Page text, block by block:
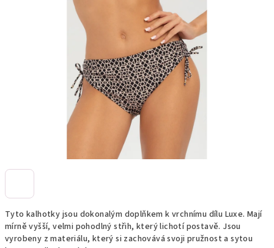
Tyto kalhotky jsou dokonalým doplňkem k vrchnímu dílu Luxe. Mají
mírně vyšší, velmi pohodlný střih, který lichotí postavě. Jsou
vyrobeny z materiálu, který si zachovává svoji pružnost a sytou
hvězdiček.